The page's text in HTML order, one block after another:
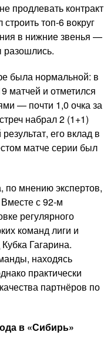
продлевать контракт
топ-6 вокруг
в нижние звенья —
разошлись.
была нормальной: в
матчей и отметился
— почти 1,0 очка за
набрал 2 (1+1)
его вклад в
матче серии был
по мнению экспертов,
Вместе с 92-м
регулярного
команд лиги и
Гагарина.
находясь
практически
партнёров по
в «Сибирь»